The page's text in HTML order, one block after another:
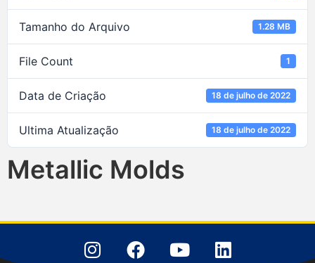
Tamanho do Arquivo 1.28 MB
File Count 1
Data de Criação 18 de julho de 2022
Ultima Atualização 18 de julho de 2022
Metallic Molds